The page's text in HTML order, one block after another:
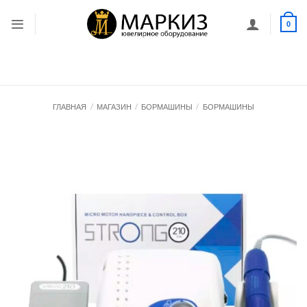
0
ГЛАВНАЯ / МАГАЗИН / БОРМАШИНЫ / БОРМАШИНЫ